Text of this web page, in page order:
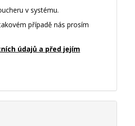
v systému.
případě nás prosím
údajů a před jejím